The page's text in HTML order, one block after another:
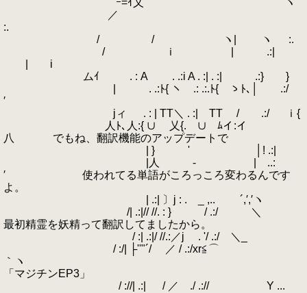
ｰ=ｲ乂 ｀¨ ｀ヽ
／
:.
/ / ヽ| ヽ :.
/ ｉ | .:|
| i
ムｲ . : A . .:i A . :| . :| .:} }
| . .:ﾄ{ ヽ .: .:.ﾄ{ ゝﾄ､│ .:/
′
jィ . : | TT＼ . :| TT / .:/ ｉ{
人ﾄ､人:{ ∪ 乂{. ∪ ﾑイ:イ
八 でもね、翻訳機能のアップデートで
| } ' │! .:|
|人 - | ..:
′ 使われてる単語がころっころ変わるんです
よ。
| .:| 〕j : . _ ,.. ´,′,′ヽ
/| .:|// //. : } / .:/ ＼
最初精霊を妖精って翻訳してましたから。
/ :| .:|/ //.:／j . '/ .:/ ＼_
/ :/| ├''"´/ ／ / .:/xr≦⌒
｀ヽ
「マジチンEP3」
/ ://| .:| / ／ ./ .:// Y ...